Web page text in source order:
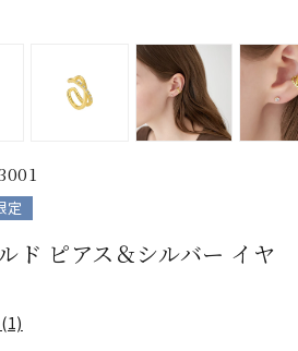
定
ド ピアス＆シルバー イヤ